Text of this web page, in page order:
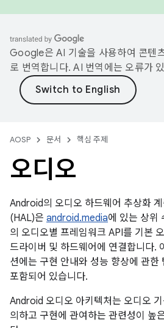
Google은 AI 기술을 사용하여 콘텐
로 번역합니다. AI 번역에는 오류가
AOSP 문서 핵심 주제
오디오
Android의 오디오 하드웨어 추상화
(HAL)은 android.media에 있는 상위
의 오디오별 프레임워크 API를 기본
드라이버 및 하드웨어에 연결합니다.
션에는 구현 안내와 성능 향상에 관한
포함되어 있습니다.
Android 오디오 아키텍처는 오디오
의하고 구현에 관여하는 관련성이 높